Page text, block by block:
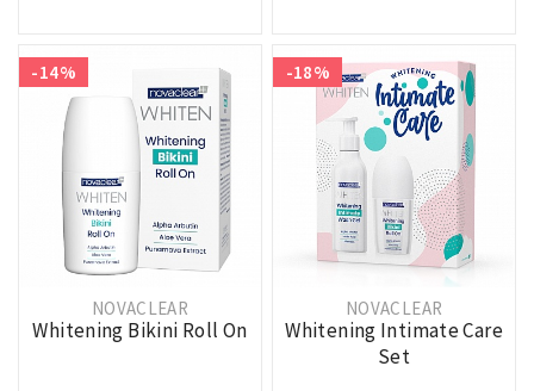
-14%
NOVACLEAR
Whitening Bikini Roll On
-18%
NOVACLEAR
Whitening Intimate Care
Set